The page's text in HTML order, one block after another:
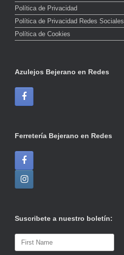
Política de Privacidad
Política de Privacidad Redes Sociales
Política de Cookies
Azulejos Bejerano en Redes
Ferretería Bejerano en Redes
Suscribete a nuestro boletín: